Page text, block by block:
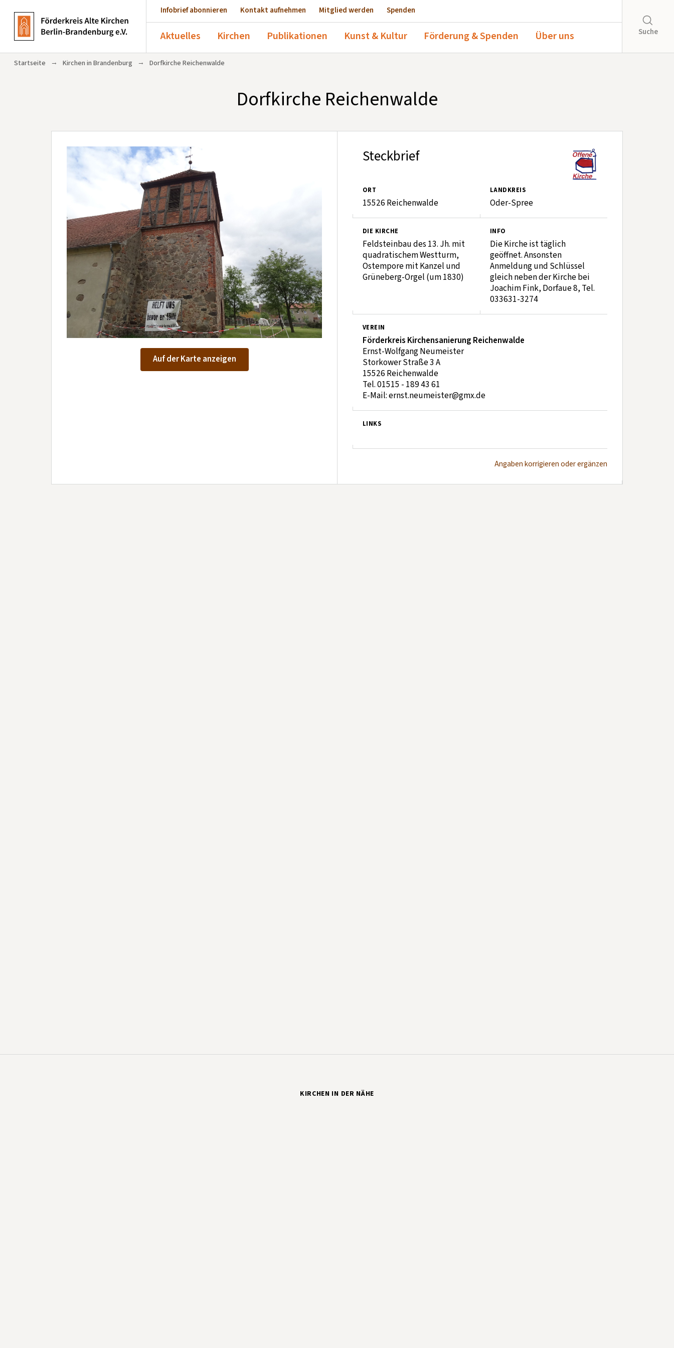
Infobrief abonnieren Kontakt aufnehmen Mitglied werden Spenden
Aktuelles Kirchen Publikationen Kunst & Kultur Förderung & Spenden Über uns Suche
Startseite → Kirchen in Brandenburg → Dorfkirche Reichenwalde
Dorfkirche Reichenwalde
Auf der Karte anzeigen
Steckbrief
ORT
15526 Reichenwalde
LANDKREIS
Oder-Spree
DIE KIRCHE
Feldsteinbau des 13. Jh. mit
quadratischem Westturm,
Ostempore mit Kanzel und
Grüneberg-Orgel (um 1830)
INFO
Die Kirche ist täglich
geöffnet. Ansonsten
Anmeldung und Schlüssel
gleich neben der Kirche bei
Joachim Fink, Dorfaue 8, Tel.
033631-3274
VEREIN
Förderkreis Kirchensanierung Reichenwalde
Ernst-Wolfgang Neumeister
Storkower Straße 3 A
15526 Reichenwalde
Tel. 01515 - 189 43 61
E-Mail: ernst.neumeister@gmx.de
LINKS
Angaben korrigieren oder ergänzen
KIRCHEN IN DER NÄHE